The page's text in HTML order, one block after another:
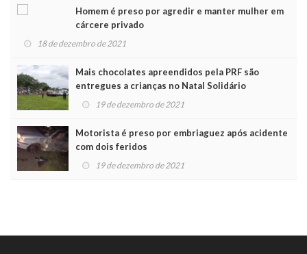
Homem é preso por agredir e manter mulher em
cárcere privado
18 de dezembro de 2021
Mais chocolates apreendidos pela PRF são
entregues a crianças no Natal Solidário
19 de dezembro de 2021
Motorista é preso por embriaguez após acidente
com dois feridos
19 de dezembro de 2021